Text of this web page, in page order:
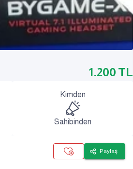
1.200 TL
Kimden
Sahibinden
Paylaş